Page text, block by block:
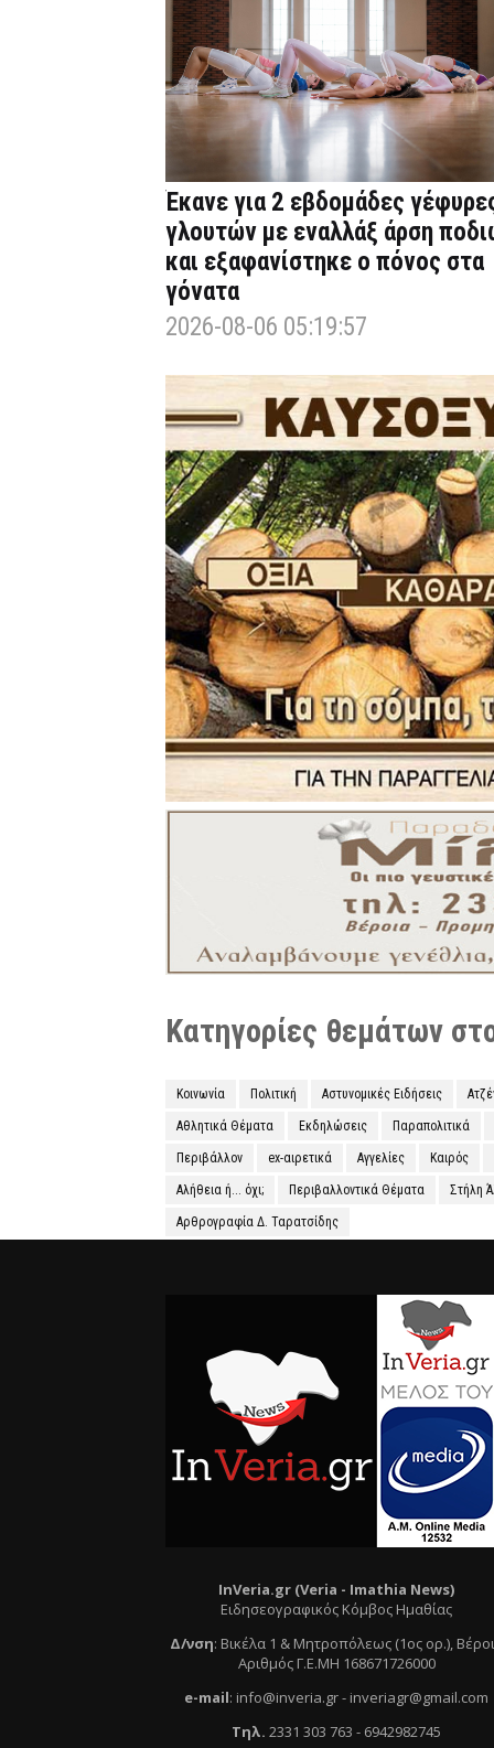
Έκανε για 2 εβδομάδες
γλουτών με εναλλάξ άρση
και εξαφανίστηκε ο πόνος στα
γόνατα
2026-08-06 05:19:57
Κατηγορίες θεμάτων
Κοινωνία Πολιτική Αστυνομικές Ειδήσεις
Αθλητικά Θέματα Εκδηλώσεις Παραπολιτικά
Περιβάλλον ex-αιρετικά Αγγελίες Καιρός
Αλήθεια ή... όχι; Περιβαλλοντικά Θέματα Στήλη
Αρθρογραφία Δ. Ταρατσίδης
InVeria.gr (Veria - Ιmathia News)
Ειδησεογραφικός Κόμβος Ημαθίας
Δ/νση: Βικέλα 1 & Μητροπόλεως (1ος ορ.),
Αριθμός Γ.Ε.ΜΗ 168671726000
e-mail: info@inveria.gr- inveriagr@gmail.com
Τηλ. 2331 303 763 - 6942982745